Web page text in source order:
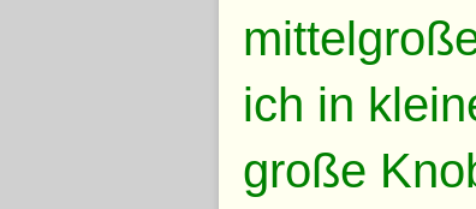
ich in
große